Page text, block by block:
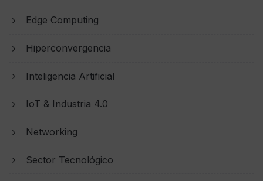
Edge Computing
Hiperconvergencia
Inteligencia Artificial
IoT & Industria 4.0
Networking
Sector Tecnológico